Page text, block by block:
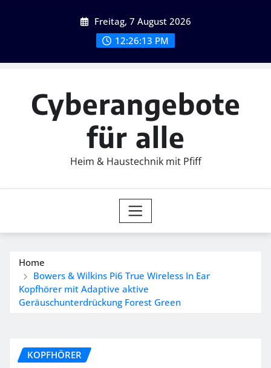
Freitag, 7 August 2026
12:26:14 PM
Cyberangebote
für alle
Heim & Haustechnik mit Pfiff
Home
Bowers & Wilkins Pi6 True Wireless In Ear
Kopfhörer mit Adaptive aktive
Geräuschunterdrückung Forest Green
KOPFHÖRER